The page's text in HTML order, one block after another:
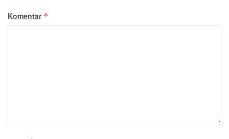
Komentar *